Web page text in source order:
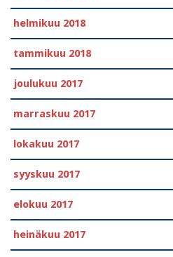
helmikuu 2018
tammikuu 2018
joulukuu 2017
marraskuu 2017
lokakuu 2017
syyskuu 2017
elokuu 2017
heinäkuu 2017